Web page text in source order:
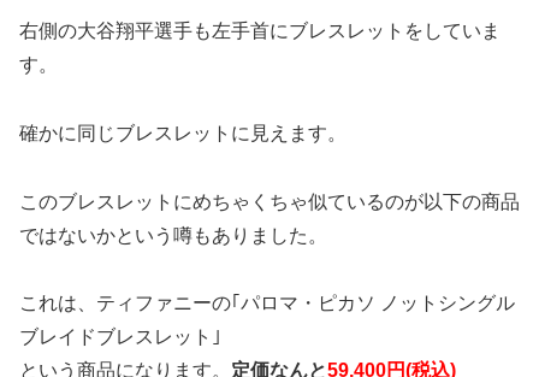
右側の大谷翔平選手も左手首にブレスレットをしていま
す。
確かに同じブレスレットに見えます。
このブレスレットにめちゃくちゃ似ているのが以下の商品
ではないかという噂もありました。
これは、ティファニーの｢パロマ・ピカソ ノットシングル
ブレイドブレスレット｣
という商品になります。 定価なんと59,400円(税込)